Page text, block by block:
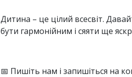
Дитина – це цілий всесвіт.
бути гармонійним і сяяти ще
📅 Пишіть нам і запишіться на